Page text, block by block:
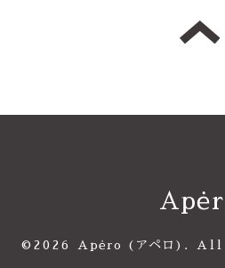
©2026 Apėro (アペロ) . All